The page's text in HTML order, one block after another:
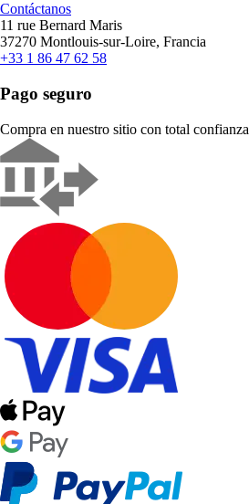
Contáctanos
11 rue Bernard Maris
37270 Montlouis-sur-Loire, Francia
+33 1 86 47 62 58
Pago seguro
Compra en nuestro sitio con total confianza